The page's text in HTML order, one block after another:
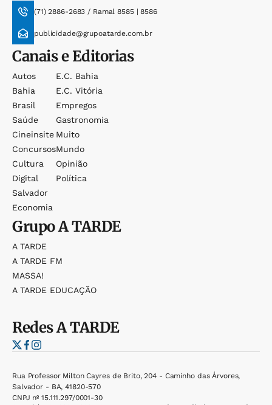
(71) 2886-2683 / Ramal 8585 | 8586
publicidade@grupoatarde.com.br
Canais e Editorias
Autos
Bahia
Brasil
Saúde
Cineinsite
Concursos
Cultura
Digital
Salvador
Economia
E.c. Bahia
E.c. Vitória
Empregos
Gastronomia
Muito
Mundo
Opinião
Política
GrupoA TARDE
A TARDE
A TARDE FM
MASSA!
A TARDE EDUCAÇÃO
RedesA TARDE
Rua Professor Milton Cayres de Brito, 204 - Caminho das Árvores,
Salvador - BA, 41820-570
CNPJ nº 15.111.297/0001-30